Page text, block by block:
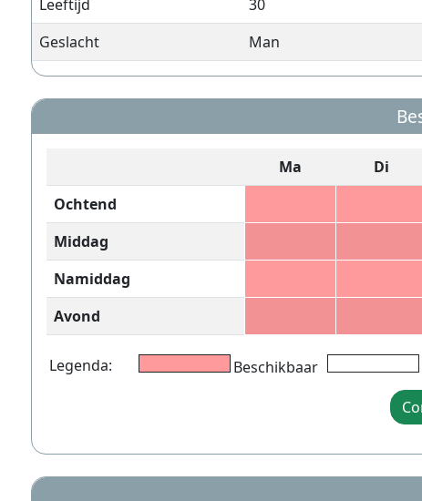
Leeftijd
30
Geslacht
Man
Ma Di
Ochtend
Middag
Namiddag
Avond
Legenda: Beschikbaar